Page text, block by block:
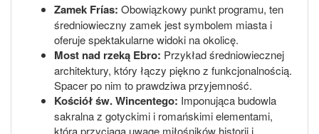
Zamek Frías: Obowiązkowy punkt programu, ten
średniowieczny zamek jest symbolem miasta i
oferuje spektakularne widoki na okolicę.
Most nad rzeką Ebro: Przykład średniowiecznej
architektury, który łączy piękno z funkcjonalnością.
Spacer po nim to prawdziwa przyjemność.
Kościół św. Wincentego: Imponująca budowla
sakralna z gotyckimi i romańskimi elementami,
która przyciąga uwagę miłośników historii i